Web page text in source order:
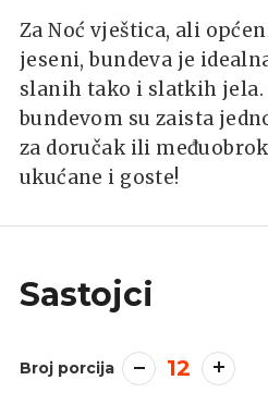
Za Noć vještica, ali
jeseni, bundeva je
slanih tako i slatkih
bundevom su zaista
za doručak ili
ukućane i goste!
Sastojci
Broj porcija 12